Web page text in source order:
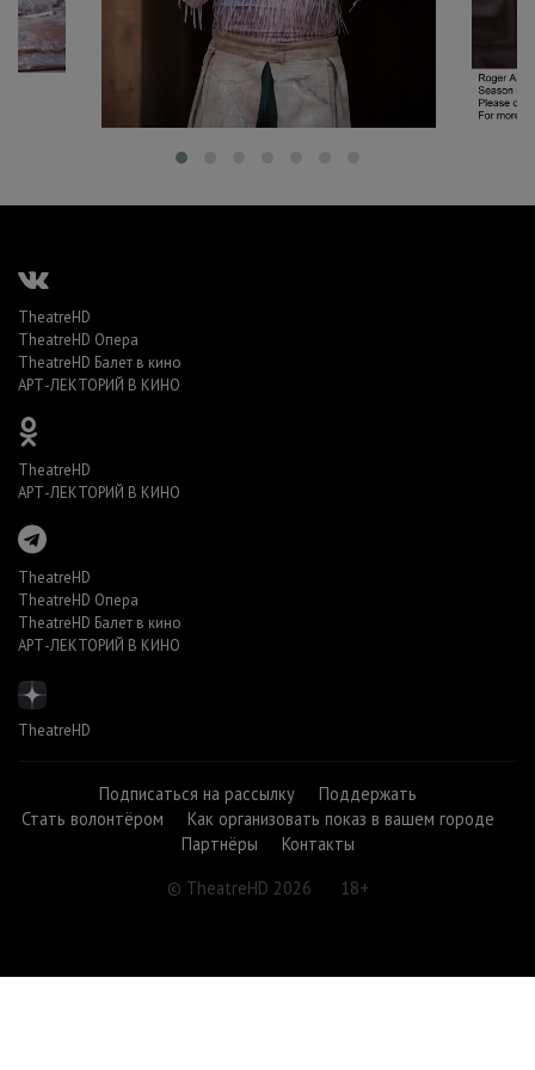
TheatreHD
TheatreHD Опера
TheatreHD Балет в кино
АРТ-ЛЕКТОРИЙ В КИНО
TheatreHD
АРТ-ЛЕКТОРИЙ В КИНО
TheatreHD
TheatreHD Опера
TheatreHD Балет в кино
АРТ-ЛЕКТОРИЙ В КИНО
TheatreHD
Подписаться на рассылку
Поддержать
Стать волонтёром
Как организовать показ в вашем городе
Партнёры
Контакты
© TheatreHD 2026
18+